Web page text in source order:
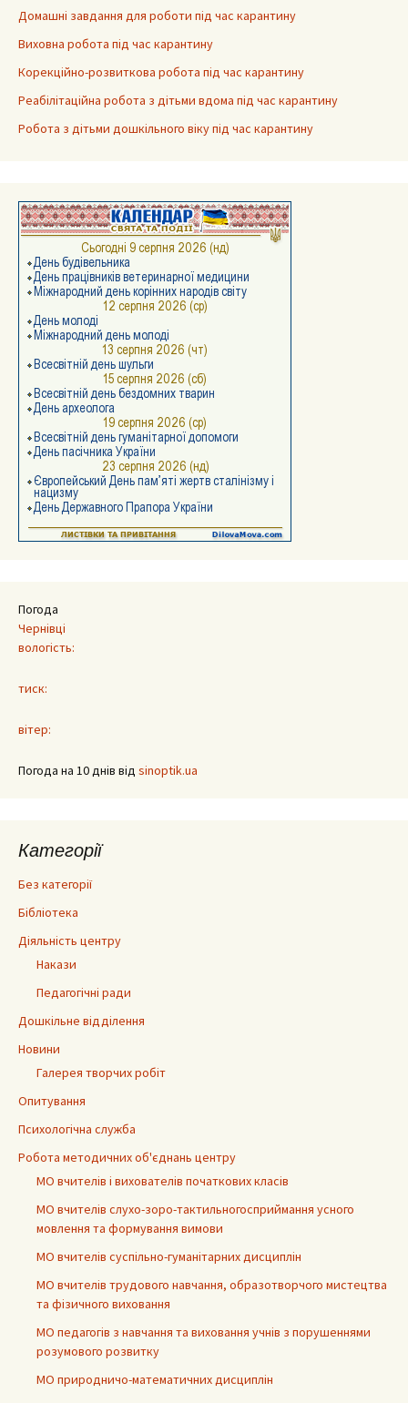
Домашні завдання для роботи під час карантину
Виховна робота під час карантину
Корекційно-розвиткова робота під час карантину
Реабілітаційна робота з дітьми вдома під час карантину
Робота з дітьми дошкільного віку під час карантину
Погода
Чернівці
вологість:
тиск:
вітер:
Погода на 10 днів від sinoptik.ua
Категорії
Без категорії
Бібліотека
Діяльність центру
Накази
Педагогічні ради
Дошкільне відділення
Новини
Галерея творчих робіт
Опитування
Психологічна служба
Робота методичних об'єднань центру
МО вчителів і вихователів початкових класів
МО вчителів слухо-зоро-тактильногосприймання усного
мовлення та формування вимови
МО вчителів суспільно-гуманітарних дисциплін
МО вчителів трудового навчання, образотворчого мистецтва
та фізичного виховання
МО педагогів з навчання та виховання учнів з порушеннями
розумового розвитку
МО природничо-математичних дисциплін